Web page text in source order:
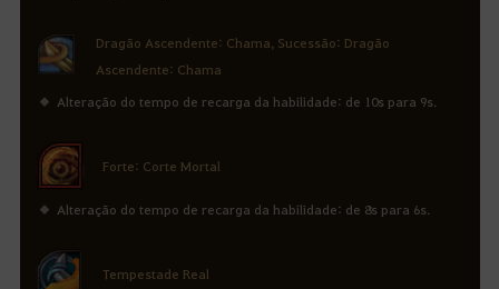
Dragão Ascendente: Chama, Sucessão: Dragão
Ascendente: Chama
Alteração do tempo de recarga da habilidade: de 10s para 9s.
Forte: Corte Mortal
Alteração do tempo de recarga da habilidade: de 8s para 6s.
Tempestade Real